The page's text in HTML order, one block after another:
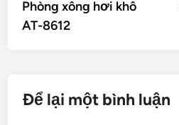
hướng
bài
article:
Phòng xông hơi khô
AT-8612
Để lại một bình luận